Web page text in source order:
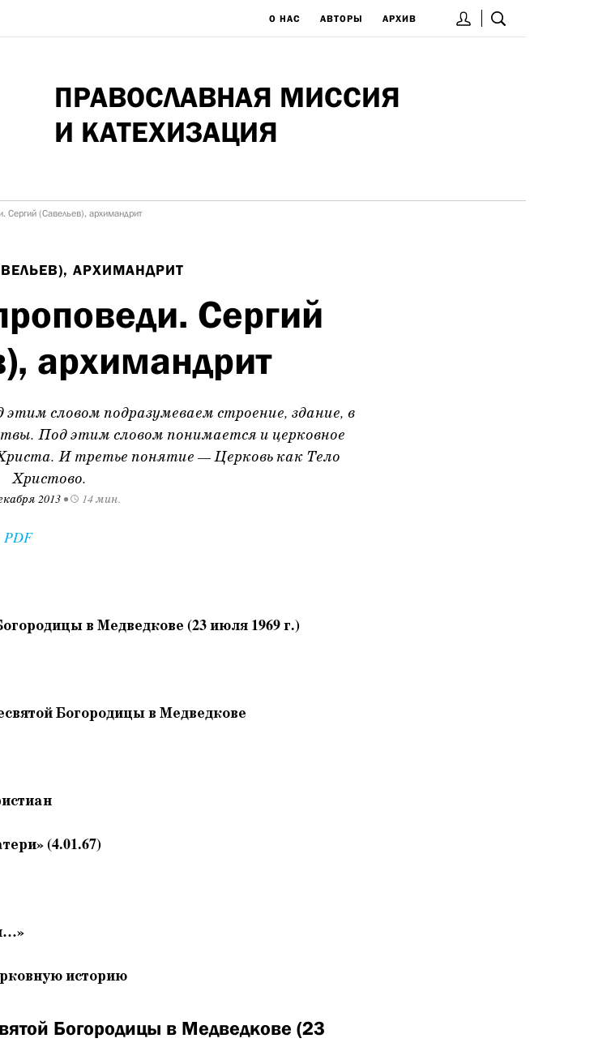
О НАС АВТОРЫ АРХИВ
ПРАВОСЛАВНАЯ МИССИЯ
И КАТЕХИЗАЦИЯ
Сергий (Савельев), архимандрит
АРХИМАНДРИТ
Сергий
архимандрит
словом подразумеваем строение, здание, в
Под этим словом понимается и церковное
И третье понятие — Церковь как Тело
Христово.
2013 • 14 мин.
PDF
в Медведкове (23 июля 1969 г.)
Богородицы в Медведкове
(4.01.67)
историю
Богородицы в Медведкове (23